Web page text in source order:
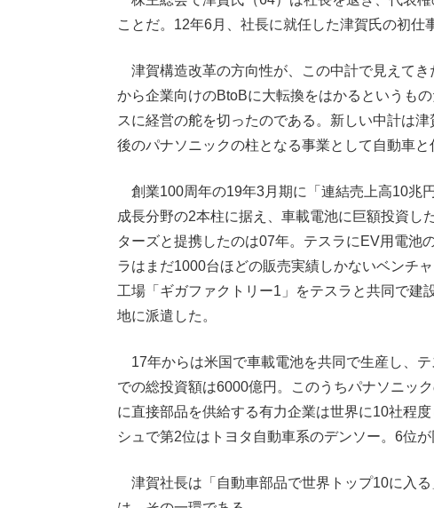
ことだ。12年6月、社長に就任した津賀氏の初仕
津賀構造改革の方向性が、この中計で見えて
から企業向けのBtoBに大転換をはかるというも
スに経営の舵を切ったのである。新しい中計は
後のパナソニックの柱となる事業として自動車と
創業100周年の19年3月期に「連結売上高10兆
成長分野の2本柱に据え、車載電池に巨額投資し
ターズと提携したのは07年。テスラにEV用電池
ラはまだ1000台ほどの販売実績しかないベンチ
工場「ギガファクトリー1」をテスラと共同で建
地に派遣した。
17年からは米国で車載電池を共同で生産し、
での総投資額は6000億円。このうちパナソニッ
に直接部品を供給する有力企業は世界に10社程
シュで第2位はトヨタ自動車系のデンソー。6位
津賀社長は「自動車部品で世界トップ10に入る